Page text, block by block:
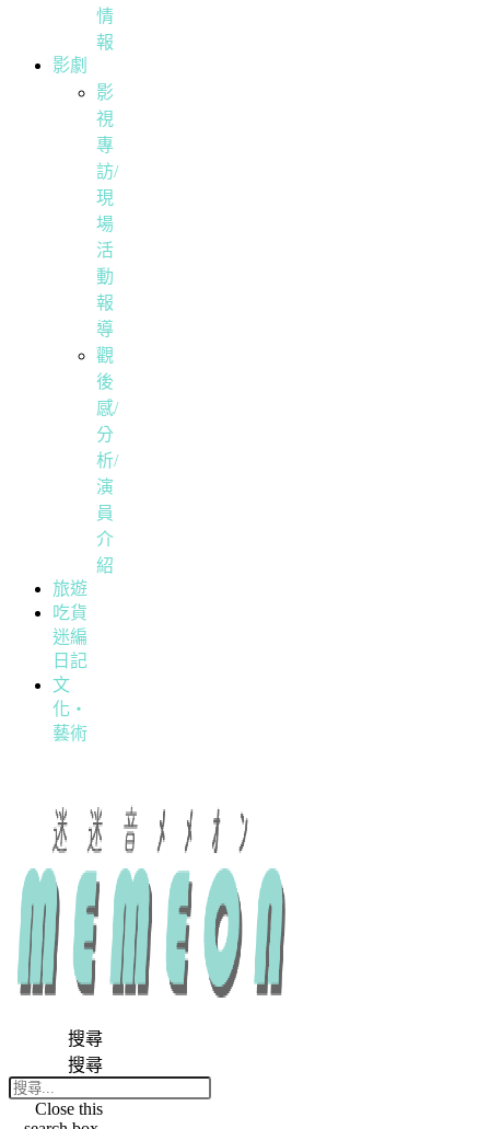
情
報
影劇
影
視
專
訪/
現
場
活
動
報
導
觀
後
感/
分
析/
演
員
介
紹
旅遊
吃貨
迷編
日記
文
化・
藝術
搜尋
搜尋
Close this